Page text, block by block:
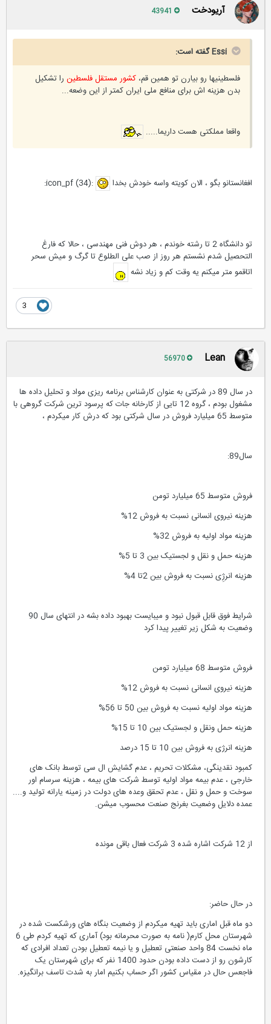
آریودخت
Essi گفته است:
فلسطینیها رو بیارن تو همین قم،کشور مستقل فلسطینرا تشکیل
بدن هزینه اش برای منافع ملی ایران کمتر از این وضعه...
واقعا مملکتی هست داریما.....
افغانستانو بگو ، الان کویته واسه خودش بخدا :icon_pf (34):
تو دانشگاه 2 تا رشته خوندم ، هر دوش فنی مهندسی ، حالا که فارغ
التحصیل شدم نشستم هر روز از صب علی الطلوع تا گرگ و میش سحر
اتاقمو متر میکنم یه وقت کم و زیاد نشه
Lean
در سال 89 در شرکتی به عنوان کارشناس برنامه ریزی مواد و تحلیل داده ها
مشغول بودم ، گروه 12 تایی از کارخانه جات که پرسود ترین شرکت گروهی با
متوسط 65 میلیارد فروش در سال شرکتی بود که درش کار میکردم ،
سال89:
فروش متوسط 65 میلیارد تومن
هزینه نیروی انسانی نسبت به فروش 12%
هزینه مواد اولیه به فروش 32%
هزینه حمل و نقل و لجستیک بین 3 تا 5%
هزینه انرژِی نسبت به فروش بین 2تا 4%
شرایط فوق قابل قبول نبود و میبایست بهبود داده بشه در انتهای سال 90
وضعیت به شکل زیر تغییر پیدا کرد
فروش متوسط 68 میلیارد تومن
هزینه نیروی انسانی نسبت به فروش 12%
هزینه مواد اولیه نسبت به فروش بین 50 تا 56%
هزینه حمل ونقل و لجستیک بین 10 تا 15%
هزینه انرژی به فروش بین 10 تا 15 درصد
کمبود نقدینگی، مشکلات تحریم ، عدم گشایش ال سی توسط بانک های
خارجی ، عدم بیمه مواد اولیه توسط شرکت های بیمه ، هزینه سرسام اور
سوخت و حمل و نقل ، عدم تحقق وعده های دولت در زمینه یارانه تولید و....
عمده دلایل وضعیت بغرنج صنعت محسوب میشن.
در حال حاضر:
دو ماه قبل اماری باید تهیه میکردم از وضعیت بنگاه های ورشکست شده در
شهرستان محل کارم( نامه به صورت محرمانه بود) آماری که تهیه کردم طی 6
ماه نخست 84 واحد صنعتی تعطیل و یا نیمه تعطیل بودن تعداد افرادی که
کارشون رو از دست داده بودن حدود 1400 نفر که برای شهرستان یک
فاجعس حال در مقیاس کشور اگر حساب بکنیم امار به شدت تاسف برانگیزه.